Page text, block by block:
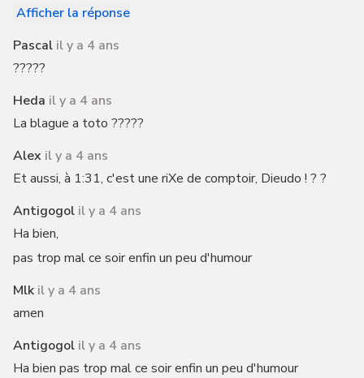
Afficher la réponse
Pascal il y a 4 ans
?????
Heda il y a 4 ans
La blague a toto ?????
Alex il y a 4 ans
Et aussi, à 1:31, c'est une riXe de comptoir, Dieudo ! ? ?
Antigogol il y a 4 ans
Ha bien,
pas trop mal ce soir enfin un peu d'humour
Mlk il y a 4 ans
amen
Antigogol il y a 4 ans
Ha bien pas trop mal ce soir enfin un peu d'humour